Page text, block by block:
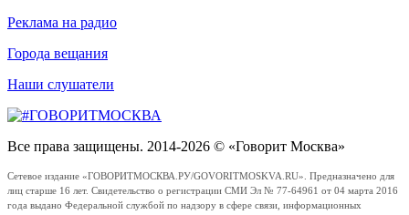
Реклама на радио
Города вещания
Наши слушатели
Все права защищены. 2014-2026 © «Говорит Москва»
Сетевое издание «ГОВОРИТМОСКВА.РУ/GOVORITMOSKVA.RU». Предназначено для
лиц старше 16 лет. Свидетельство о регистрации СМИ Эл № 77-64961 от 04 марта 2016
года выдано Федеральной службой по надзору в сфере связи, информационных